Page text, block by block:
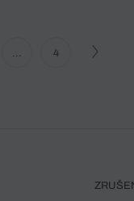
... 4